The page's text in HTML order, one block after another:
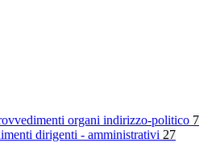
organi indirizzo-politico 7
dirigenti - amministrativi 27